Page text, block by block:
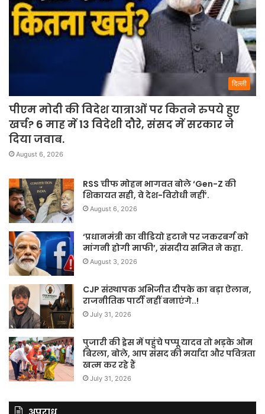
दिल्ली
पीएम मोदी की विदेश यात्राओं पर कितने रुपये हुए
खर्च? 6 माह में 13 विदेशी दौरे, संसद में सरकार ने
दिया जवाब.
August 6, 2026
RSS चीफ मोहन भागवत बोले ‘Gen-Z की
शिकायत सही, वे देश-विरोधी नहीं’.
August 6, 2026
‘प्रधानमंत्री का वीडियो हटाने पर जकरबर्ग को
मांगनी होगी माफी’, संसदीय समित ने कहा.
August 3, 2026
CJP संस्थापक अभिजीत दीपके का बड़ा ऐलान,
राजनीतिक पार्टी नहीं बनाएंगे..!
July 31, 2026
पुजारी की ड्रेस में पहुंचे पप्पू यादव तो भड़के ओम
बिरला, बोले, आप संसद की मर्यादा और पवित्रता
खत्म कर रहे हैं
July 31, 2026